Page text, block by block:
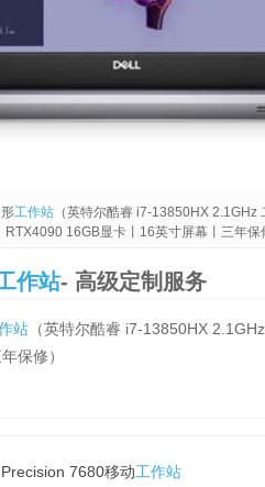
工作站（英特尔酷睿 i7-13850HX 2.1GHz
RTX4090 16GB显卡丨16英寸屏幕丨三年保
作站- 高级定制服务
站 （英特尔酷睿 i7-13850HX
保修）
7680移动工作站